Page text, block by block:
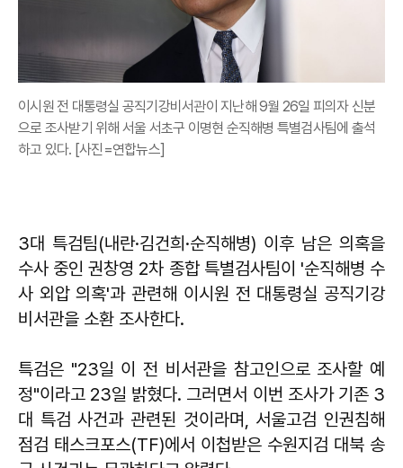
이시원 전 대통령실 공직기강비서관이 지난해 9월 26일 피의자 신분
으로 조사받기 위해 서울 서초구 이명현 순직해병 특별검사팀에 출석
하고 있다. [사진=연합뉴스]
3대 특검팀(내란·김건희·순직해병) 이후 남은 의혹을
수사 중인 권창영 2차 종합 특별검사팀이 '순직해병 수
사 외압 의혹'과 관련해 이시원 전 대통령실 공직기강
비서관을 소환 조사한다.
특검은 "23일 이 전 비서관을 참고인으로 조사할 예
정"이라고 23일 밝혔다. 그러면서 이번 조사가 기존 3
대 특검 사건과 관련된 것이라며, 서울고검 인권침해
점검 태스크포스(TF)에서 이첩받은 수원지검 대북 송